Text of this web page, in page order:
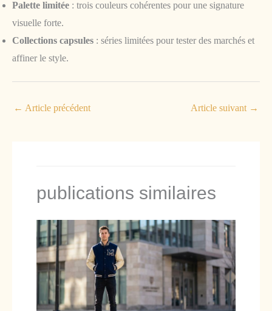
Palette limitée : trois couleurs cohérentes pour une signature
visuelle forte.
Collections capsules : séries limitées pour tester des marchés et
affiner le style.
← Article précédent Article suivant →
publications similaires